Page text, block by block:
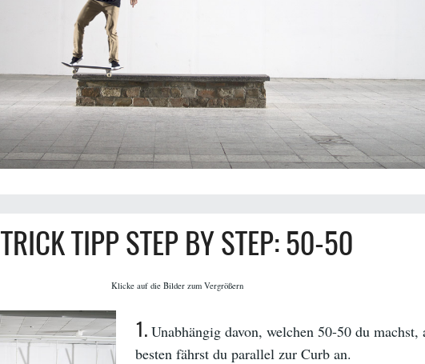
TRICK TIPP STEP BY STEP: 50-50
Klicke auf die Bilder zum Vergrößern
1.Unabhängig davon, welchen 50-50 du machst,
besten fährst du parallel zur Curb an.